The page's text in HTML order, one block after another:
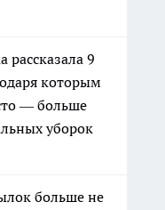
рассказала 9
которым
— больше
уборок
больше не